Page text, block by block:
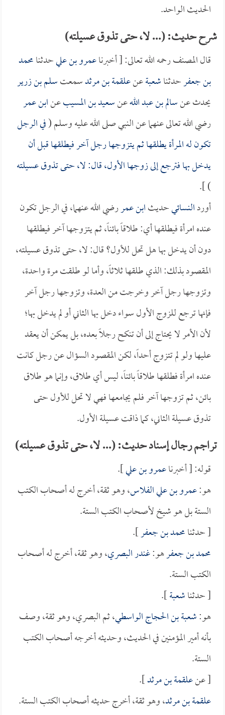
الحديث الواحد.
شرح حديث: (... لا، حتى تذوق عسيلته)
قال المصنف رحمه الله تعالى: [ أخبرناعمرو بن عليحدثنامحمد
بن جعفرحدثناشعبةعنعلقمة بن مرثدسمعتسلم بن زرير
يحدث عنسالم بن عبد اللهعنسعيد بن المسيبعنابن عمر
رضي الله تعالى عنهما عن النبي صلى الله عليه وسلم (في الرجل
تكون له المرأة يطلقها ثم يتزوجها رجل آخر فيطلقها قبل أن
يدخل بها فترجع إلى زوجها الأول، قال: لا، حتى تذوق عسيلته
) ].
أوردالنسائيحديثابن عمررضي الله عنهما، في الرجل تكون
عنده امرأة فيطلقها أي: طلاقاً بائناً، ثم يتزوجها آخر فيطلقها
دون أن يدخل بها هل تحل للأول؟ قال: لا، حتى تذوق عسيلته،
المقصود بذلك: الذي طلقها ثلاثاً، وأما لو طلقت مرة واحدة،
وتزوجها رجل آخر وخرجت من العدة، وتزوجها رجل آخر
فإنها ترجع للزوج الأول سواء دخل بها الثاني أو لم يدخل بها؛
لأن الأمر لا يحتاج إلى أن تنكح رجلاً بعده، بل يمكن أن يعقد
عليها ولو لم تتزوج أحداً، لكن المقصود السؤال عن رجل كانت
عنده امرأة فطلقها طلاقاً بائناً، ليس أي طلاق، وإنما هو طلاق
بائن، ثم تزوجها آخر فلم يجامعها فهي لا تحل للأول حتى
تذوق عسيلة الثاني، كما ذاقت عسيلة الأول.
تراجم رجال إسناد حديث: (... لا، حتى تذوق عسيلته)
قوله: [ أخبرناعمرو بن علي].
هو:عمرو بن علي الفلاس، وهو ثقة، أخرج له أصحاب الكتب
الستة بل هو شيخ لأصحاب الكتب الستة.
[ حدثنامحمد بن جعفر].
محمد بن جعفرهو:غندر البصري، وهو ثقة، أخرج له أصحاب
الكتب الستة.
[ حدثناشعبة].
هو:شعبة بن الحجاج الواسطي، ثم البصري، وهو ثقة، وصف
بأنه أمير المؤمنين في الحديث، وحديثه أخرجه أصحاب الكتب
الستة.
[ عنعلقمة بن مرثد].
علقمة بن مرثد، وهو ثقة، أخرج حديثه أصحاب الكتب الستة.